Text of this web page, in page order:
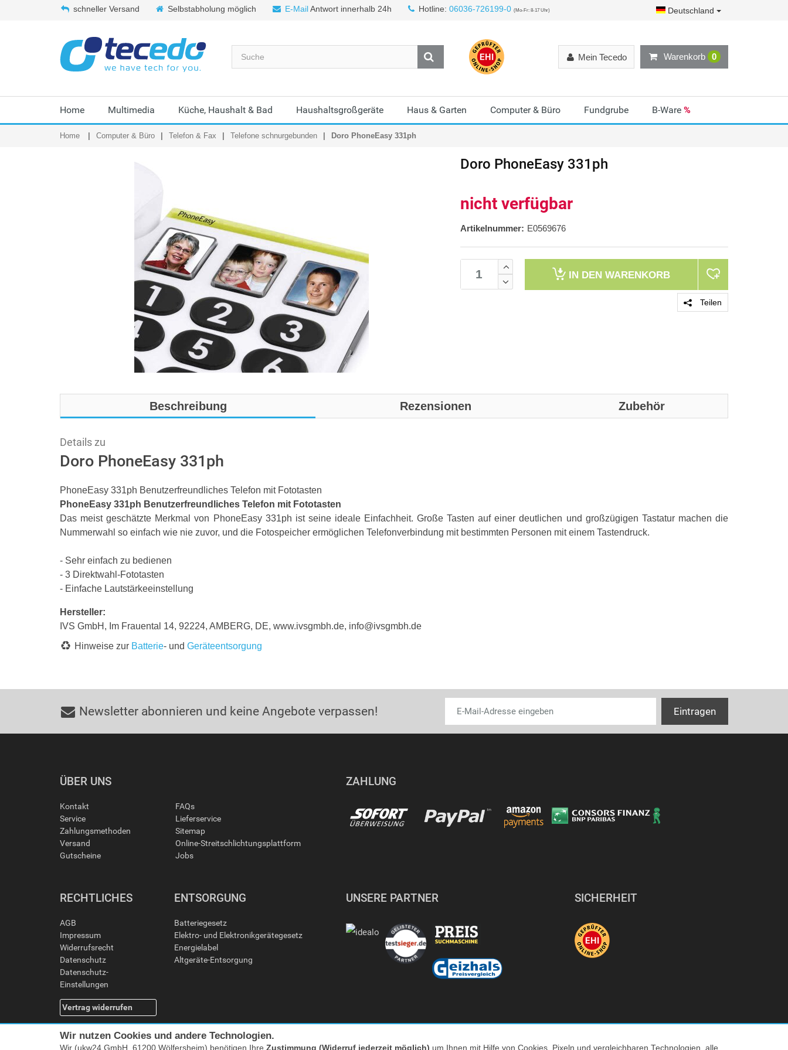
schneller Versand Selbstabholung möglich E-MailAntwort innerhalb 24h Hotline: 06036-726199-0 (Mo-Fr: 8-17 Uhr) Deutschland
Warenkorb 0
Mein Tecedo
Home Multimedia Küche, Haushalt & Bad Haushaltsgroßgeräte Haus & Garten Computer & Büro Fundgrube B-Ware %
Home Computer & Büro Telefon & Fax Telefone schnurgebunden Doro PhoneEasy 331ph
Doro PhoneEasy 331ph
nicht verfügbar
Artikelnummer: E0569676
IN DEN WARENKORB
Teilen
Beschreibung Rezensionen Zubehör
Details zu
Doro PhoneEasy 331ph
PhoneEasy 331ph Benutzerfreundliches Telefon mit Fototasten
PhoneEasy 331ph Benutzerfreundliches Telefon mit Fototasten
Das meist geschätzte Merkmal von PhoneEasy 331ph ist seine ideale Einfachheit. Große Tasten auf einer deutlichen und großzügigen Tastatur machen die
Nummerwahl so einfach wie nie zuvor, und die Fotospeicher ermöglichen Telefonverbindung mit bestimmten Personen mit einem Tastendruck.
- Sehr einfach zu bedienen
- 3 Direktwahl-Fototasten
- Einfache Lautstärkeeinstellung
Hersteller:
IVS GmbH, Im Frauental 14, 92224, AMBERG, DE, www.ivsgmbh.de, info@ivsgmbh.de
Hinweise zur Batterie- und Geräteentsorgung
Newsletter abonnieren und keine Angebote verpassen!
ÜBER UNS
Kontakt
Service
Zahlungsmethoden
Versand
Gutscheine
FAQs
Lieferservice
Sitemap
Online-Streitschlichtungsplattform
Jobs
ZAHLUNG
RECHTLICHES
AGB
Impressum
Widerrufsrecht
Datenschutz
Datenschutz-
Einstellungen
Vertrag widerrufen
ENTSORGUNG
Batteriegesetz
Elektro- und Elektronikgerätegesetz
Energielabel
Altgeräte-Entsorgung
UNSERE PARTNER SICHERHEIT
Wir nutzen Cookies und andere Technologien.
Wir (ukw24 GmbH, 61200 Wölfersheim) benötigen Ihre Zustimmung (Widerruf jederzeit möglich) um Ihnen mit Hilfe von Cookies, Pixeln und vergleichbaren Technologien, alle